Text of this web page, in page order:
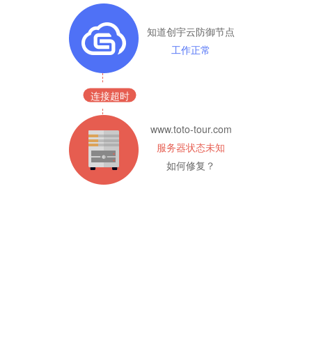
知道创宇云防御节点
工作正常
连接超时
www.toto-tour.com
服务器状态未知
如何修复？